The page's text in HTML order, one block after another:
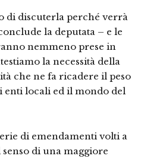
di discuterla perché verrà
la deputata – e le
nemmeno prese in
la necessità della
che ne fa ricadere il peso
enti locali ed il mondo del
di emendamenti volti a
di una maggiore